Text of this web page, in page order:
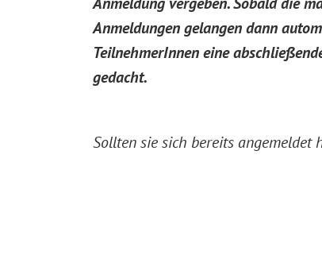
Anmeldungen gelangen dann
TeilnehmerInnen eine
gedacht.
Sollten sie sich bereits angemeldet